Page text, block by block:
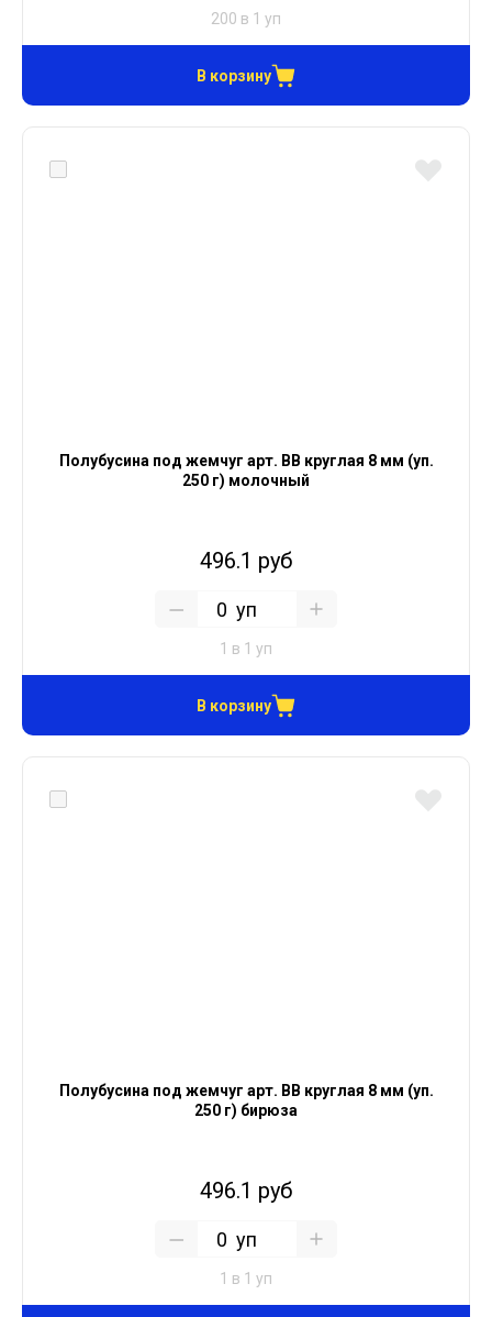
200 в 1 уп
В корзину
Полубусина под жемчуг арт. ВВ круглая 8 мм (уп.
250 г) молочный
496.1 руб
уп
1 в 1 уп
В корзину
Полубусина под жемчуг арт. ВВ круглая 8 мм (уп.
250 г) бирюза
496.1 руб
уп
1 в 1 уп